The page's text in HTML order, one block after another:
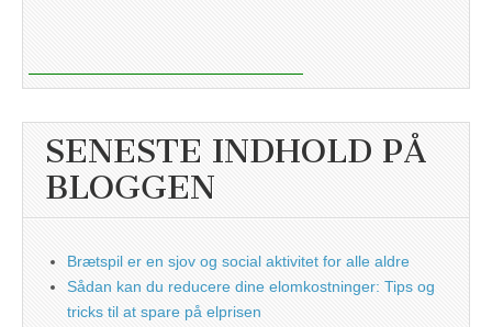
SENESTE INDHOLD PÅ
BLOGGEN
Brætspil er en sjov og social aktivitet for alle aldre
Sådan kan du reducere dine elomkostninger: Tips og
tricks til at spare på elprisen